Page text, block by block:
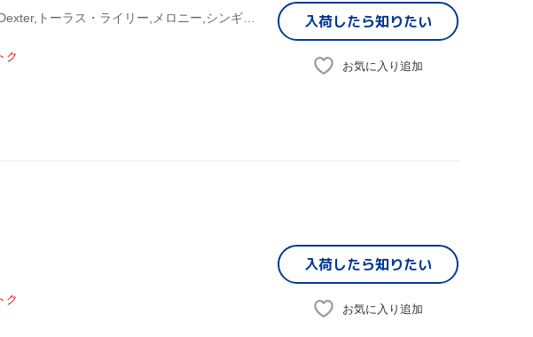
ク
入荷したら知りたい
お気に入り追加
ク
入荷したら知りたい
お気に入り追加